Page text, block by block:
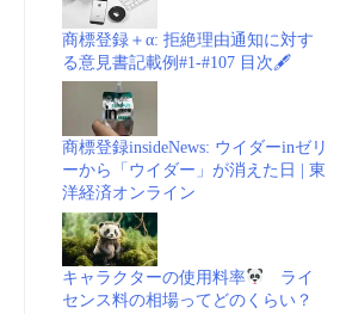
商標登録＋α: 拒絶理由通知に対す
る意見書記載例#1-#107 目次🖋
商標登録insideNews: ウイダーinゼリ
ーから「ウイダー」が消えた日 | 東
洋経済オンライン
キャラクターの使用料率
ライ
センス料の相場ってどのくらい？